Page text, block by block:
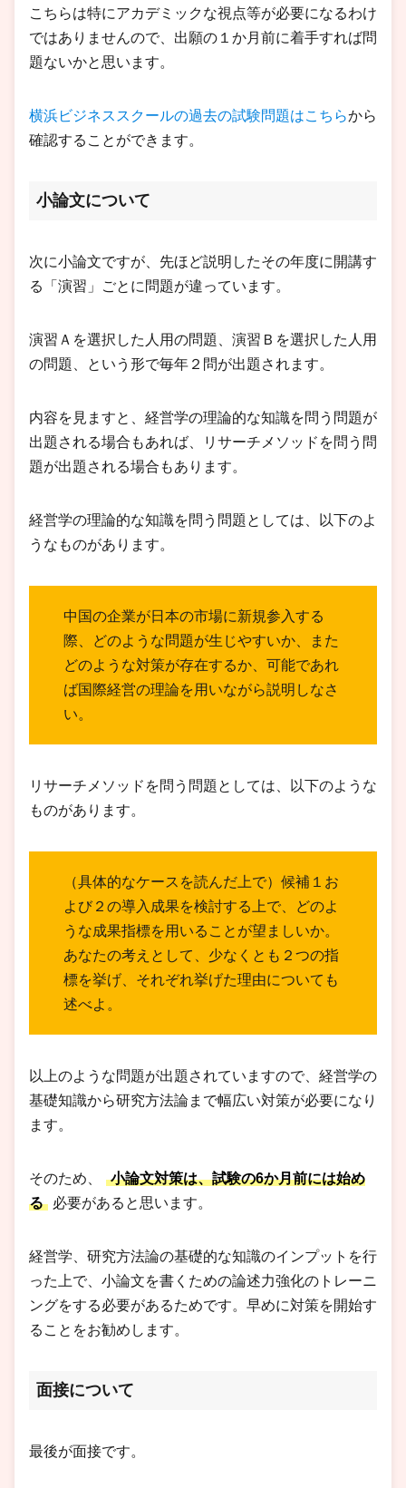
こちらは特にアカデミックな視点等が必要になるわけ
ではありませんので、出願の１か月前に着手すれば問
題ないかと思います。
横浜ビジネススクールの過去の試験問題はこちらから
確認することができます。
小論文について
次に小論文ですが、先ほど説明したその年度に開講す
る「演習」ごとに問題が違っています。
演習Ａを選択した人用の問題、演習Ｂを選択した人用
の問題、という形で毎年２問が出題されます。
内容を見ますと、経営学の理論的な知識を問う問題が
出題される場合もあれば、リサーチメソッドを問う問
題が出題される場合もあります。
経営学の理論的な知識を問う問題としては、以下のよ
うなものがあります。
中国の企業が日本の市場に新規参入する
際、どのような問題が生じやすいか、また
どのような対策が存在するか、可能であれ
ば国際経営の理論を用いながら説明しなさ
い。
リサーチメソッドを問う問題としては、以下のような
ものがあります。
（具体的なケースを読んだ上で）候補１お
よび２の導入成果を検討する上で、どのよ
うな成果指標を用いることが望ましいか。
あなたの考えとして、少なくとも２つの指
標を挙げ、それぞれ挙げた理由についても
述べよ。
以上のような問題が出題されていますので、経営学の
基礎知識から研究方法論まで幅広い対策が必要になり
ます。
そのため、
小論文対策は、試験の6か月前には始め
る
必要があると思います。
経営学、研究方法論の基礎的な知識のインプットを行
った上で、小論文を書くための論述力強化のトレーニ
ングをする必要があるためです。早めに対策を開始す
ることをお勧めします。
面接について
最後が面接です。